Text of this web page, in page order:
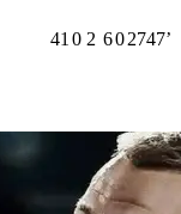
41 0 2 602747ʼ